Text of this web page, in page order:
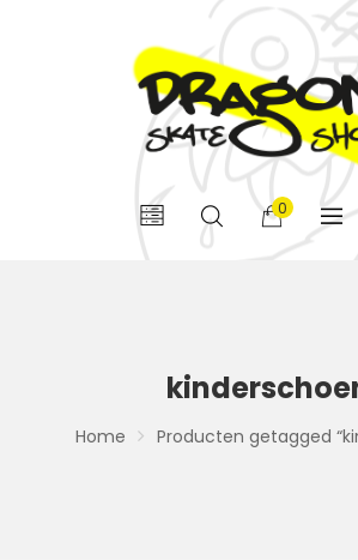
0
Home Producten getagged